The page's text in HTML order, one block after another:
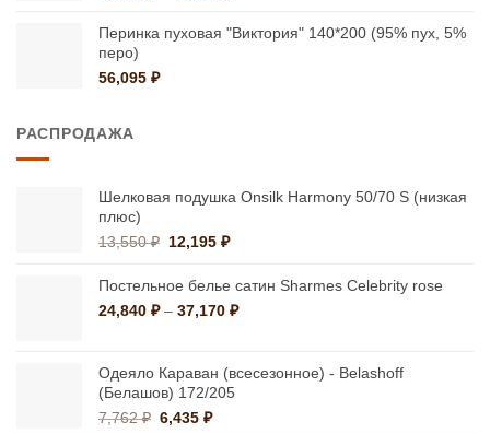
22,000 ₽
Перинка пуховая "Виктория" 140*200 (95% пух, 5%
перо)
56,095 ₽
РАСПРОДАЖА
Шелковая подушка Onsilk Harmony 50/70 S (низкая
плюс)
13,550₽ Первоначальная
составляла
13,550 ₽.
12,195₽Текущая
12,195 ₽.
Постельное белье сатин Sharmes Celebrity rose
24,840 ₽ – 37,170 ₽Диапазон
–
Одеяло Караван (всесезонное) - Belashoff
(Белашов) 172/205
7,762₽ Первоначальная
6,435₽Текущая